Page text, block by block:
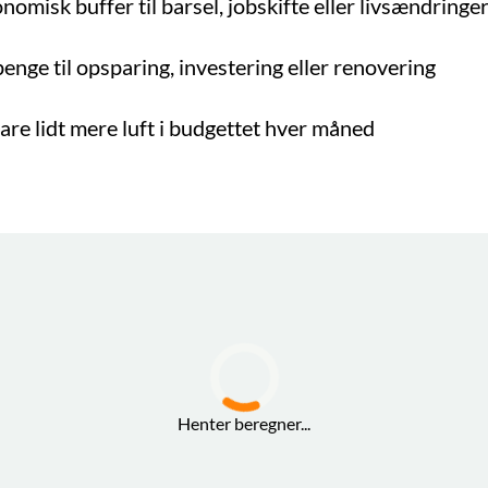
buffer til barsel, jobskifte eller
til opsparing, investering eller renovering
lidt mere luft i budgettet hver måned
Henter beregner...